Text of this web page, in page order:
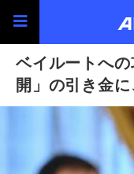
ベイルートへ
開」の引き金